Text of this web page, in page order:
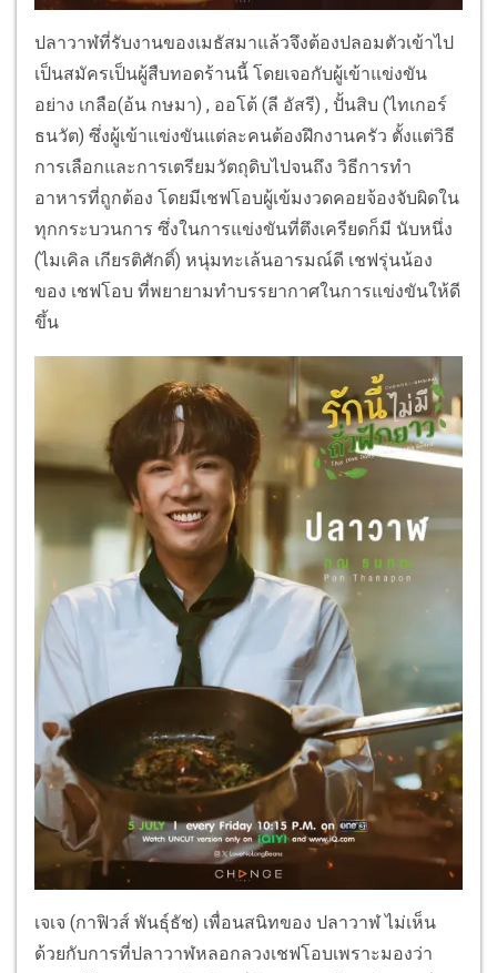
ปลาวาฬที่รับงานของเมธัสมาแล้วจึงต้องปลอมตัวเข้าไป
เป็นสมัครเป็นผู้สืบทอดร้านนี้ โดยเจอกับผู้เข้าแข่งขัน
อย่าง เกลือ(อ้น กษมา) , ออโต้ (ลี อัสรี) , ปั้นสิบ (ไทเกอร์
ธนวัต) ซึ่งผู้เข้าแข่งขันแต่ละคนต้องฝึกงานครัว ตั้งแต่วิธี
การเลือกและการเตรียมวัตถุดิบไปจนถึง วิธีการทำ
อาหารที่ถูกต้อง โดยมีเชฟโอบผู้เข้มงวดคอยจ้องจับผิดใน
ทุกกระบวนการ ซึ่งในการแข่งขันที่ตึงเครียดก็มี นับหนึ่ง
(ไมเคิล เกียรติศักดิ์) หนุ่มทะเล้นอารมณ์ดี เชฟรุ่นน้อง
ของ เชฟโอบ ที่พยายามทำบรรยากาศในการแข่งขันให้ดี
ขึ้น
เจเจ (กาฟิวส์ พันธุ์ธัช) เพื่อนสนิทของ ปลาวาฬ ไม่เห็น
ด้วยกับการที่ปลาวาฬหลอกลวงเชฟโอบเพราะมองว่า